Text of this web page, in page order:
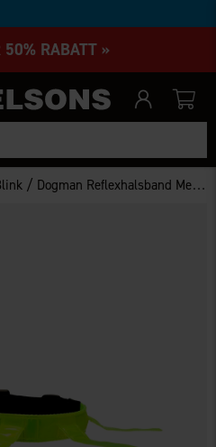
50% RABATT »
/ Dogman Reflexhalsband Med Flärpar 32-42cm